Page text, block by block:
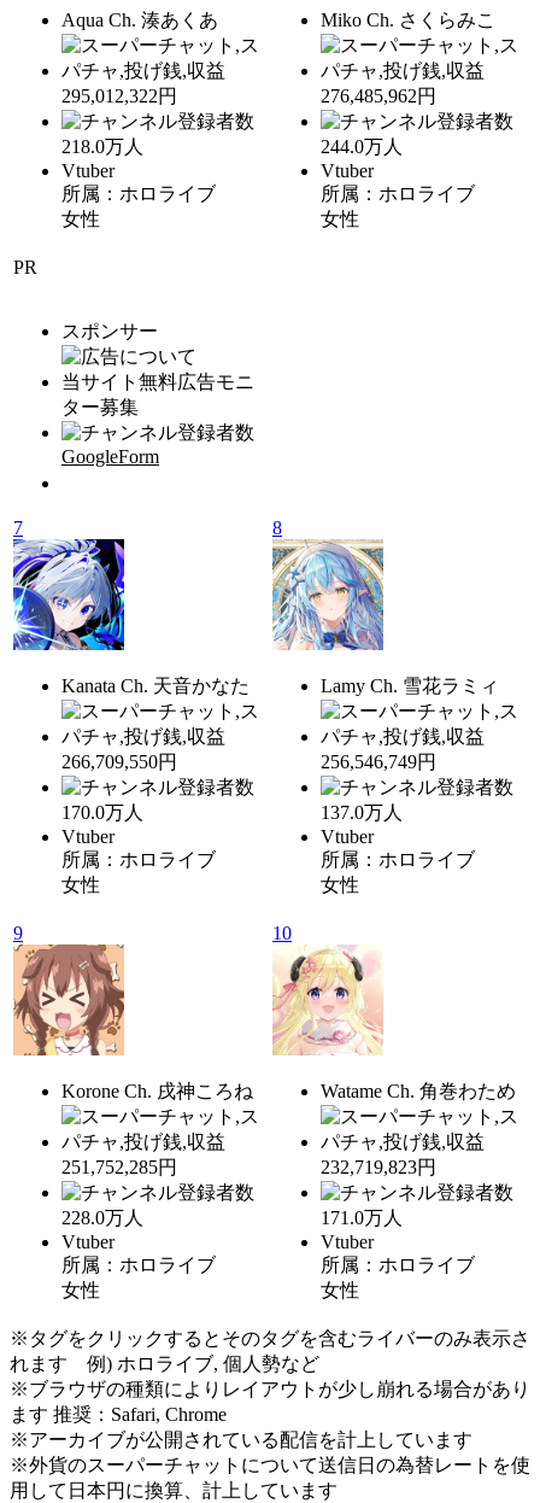
Aqua Ch. 湊あくあ
295,012,322円
218.0万人
Vtuber
所属：ホロライブ
女性
Miko Ch. さくらみこ
276,485,962円
244.0万人
Vtuber
所属：ホロライブ
女性
PR
スポンサー
当サイト無料広告モニ
ター募集
GoogleForm
7
Kanata Ch. 天音かなた
266,709,550円
170.0万人
Vtuber
所属：ホロライブ
女性
8
Lamy Ch. 雪花ラミィ
256,546,749円
137.0万人
Vtuber
所属：ホロライブ
女性
9
Korone Ch. 戌神ころね
251,752,285円
228.0万人
Vtuber
所属：ホロライブ
女性
10
Watame Ch. 角巻わため
232,719,823円
171.0万人
Vtuber
所属：ホロライブ
女性
※タグをクリックするとそのタグを含むライバーのみ表示さ
れます 例) ホロライブ, 個人勢など
※ブラウザの種類によりレイアウトが少し崩れる場合があり
ます 推奨：Safari, Chrome
※アーカイブが公開されている配信を計上しています
※外貨のスーパーチャットについて送信日の為替レートを使
用して日本円に換算、計上しています